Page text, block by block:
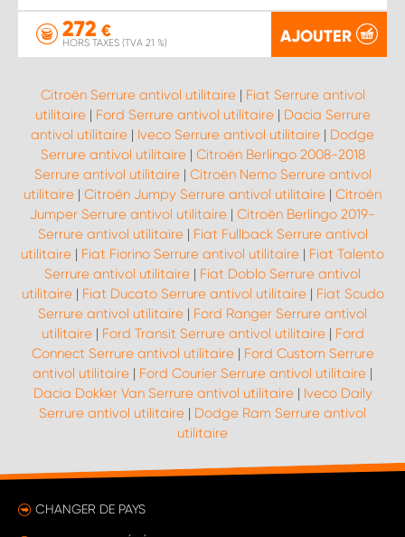
272 €
HORS TAXES (TVA 21 %) AJOUTER
Citroën Serrure antivol utilitaire| Fiat Serrure antivol
utilitaire| Ford Serrure antivol utilitaire| Dacia Serrure
antivol utilitaire | Iveco Serrure antivol utilitaire | Dodge
Serrure antivol utilitaire| Citroën Berlingo 2008-2018
Serrure antivol utilitaire| Citroën Nemo Serrure antivol
utilitaire | Citroën Jumpy Serrure antivol utilitaire | Citroën
Jumper Serrure antivol utilitaire | Citroën Berlingo 2019-
Serrure antivol utilitaire| Fiat Fullback Serrure antivol
utilitaire | Fiat Fiorino Serrure antivol utilitaire | Fiat Talento
Serrure antivol utilitaire | Fiat Doblo Serrure antivol
utilitaire| Fiat Ducato Serrure antivol utilitaire| Fiat Scudo
Serrure antivol utilitaire | Ford Ranger Serrure antivol
utilitaire| Ford Transit Serrure antivol utilitaire| Ford
Connect Serrure antivol utilitaire| Ford Custom Serrure
antivol utilitaire | Ford Courier Serrure antivol utilitaire |
Dacia Dokker Van Serrure antivol utilitaire| Iveco Daily
Serrure antivol utilitaire | Dodge Ram Serrure antivol
utilitaire
CHANGER DE PAYS